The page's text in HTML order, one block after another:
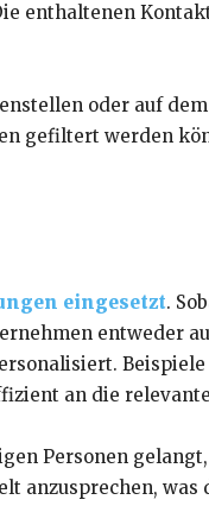
enthaltenen
oder auf
gefiltert werden
eingesetzt.
entweder
an die
Personen
anzusprechen, was